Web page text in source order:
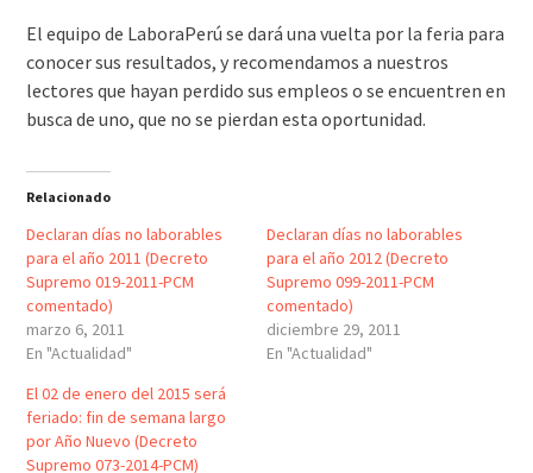
El equipo de LaboraPerú se dará una vuelta por la feria para
conocer sus resultados, y recomendamos a nuestros
lectores que hayan perdido sus empleos o se encuentren en
busca de uno, que no se pierdan esta oportunidad.
Relacionado
Declaran días no laborables
para el año 2011 (Decreto
Supremo 019-2011-PCM
comentado)
marzo 6, 2011
En "Actualidad"
Declaran días no laborables
para el año 2012 (Decreto
Supremo 099-2011-PCM
comentado)
diciembre 29, 2011
En "Actualidad"
El 02 de enero del 2015 será
feriado: fin de semana largo
por Año Nuevo (Decreto
Supremo 073-2014-PCM)